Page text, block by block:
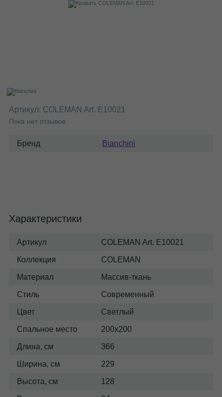
Артикул: COLEMAN Art. E10021
Пока нет отзывов
Бренд Bianchini
Характеристики
Артикул COLEMAN Art. E10021
Коллекция COLEMAN
Материал Массив-ткань
Стиль Современный
Цвет Светлый
Спальное место 200x200
Длина, см 366
Ширина, см 229
Высота, см 128